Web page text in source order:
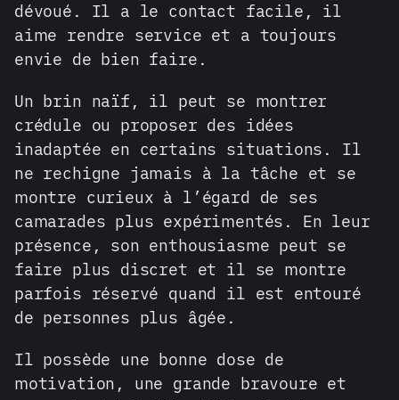
dévoué. Il a le contact facile, il
aime rendre service et a toujours
envie de bien faire.
Un brin naïf, il peut se montrer
crédule ou proposer des idées
inadaptée en certains situations. Il
ne rechigne jamais à la tâche et se
montre curieux à l’égard de ses
camarades plus expérimentés. En leur
présence, son enthousiasme peut se
faire plus discret et il se montre
parfois réservé quand il est entouré
de personnes plus âgée.
Il possède une bonne dose de
motivation, une grande bravoure et